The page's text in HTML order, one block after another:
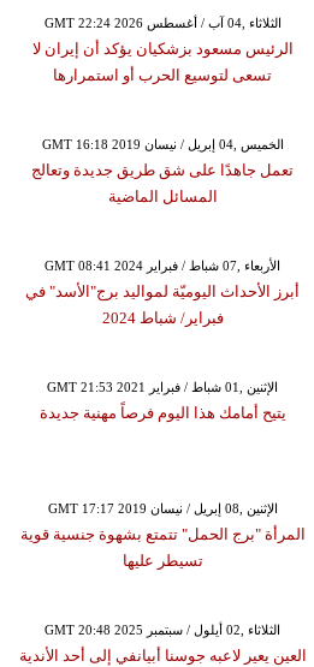
GMT 22:24 2026 الثلاثاء ,04 آب / أغسطس
الرئيس مسعود بزشكيان يؤكد أن إيران لا
تسعى لتوسيع الحرب أو استمرارها
GMT 16:18 2019 الخميس ,04 إبريل / نيسان
تعمل جاهدًا على شق طريق جديدة وتعالج
المسائل الماضية
GMT 08:41 2024 الأربعاء ,07 شباط / فبراير
أبرز الأحداث اليوميّة لمواليد برج"الأسد" في
فبراير/ شباط 2024
GMT 21:53 2021 الإثنين ,01 شباط / فبراير
يتيح أمامك هذا اليوم فرصاً مهنية جديدة
GMT 17:17 2019 الإثنين ,08 إبريل / نيسان
المرأة "برج الحمل" تتمتع بشهوة جنسية قوية
تسيطر عليها
GMT 20:48 2025 الثلاثاء ,02 أيلول / سبتمبر
العين يعير لاعبه جوسنا أبيانفي إلى أحد الأندية